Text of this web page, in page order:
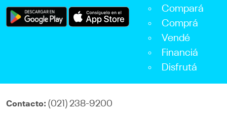
Compará
Comprá
Vendé
Financiá
Disfrutá
Contacto: (021) 238-9200